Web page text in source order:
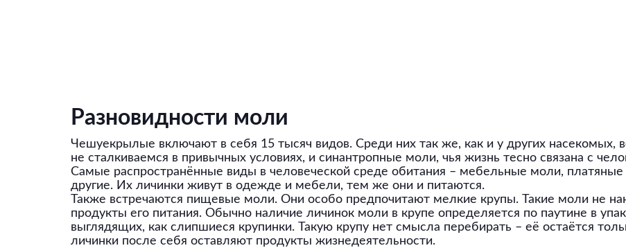
Разновидности моли
Чешуекрылые включают в себя 15 тысяч видов. Среди них так же, как и у других насекомых,
не сталкиваемся в привычных условиях, и синантропные моли, чья жизнь тесно связана с
Самые распространённые виды в человеческой среде обитания – мебельные моли,
другие. Их личинки живут в одежде и мебели, тем же они и питаются.
Также встречаются пищевые моли. Они особо предпочитают мелкие крупы. Такие моли не
продукты его питания. Обычно наличие личинок моли в крупе определяется по паутине в
выглядящих, как слипшиеся крупинки. Такую крупу нет смысла перебирать – её остаётся
личинки после себя оставляют продукты жизнедеятельности.